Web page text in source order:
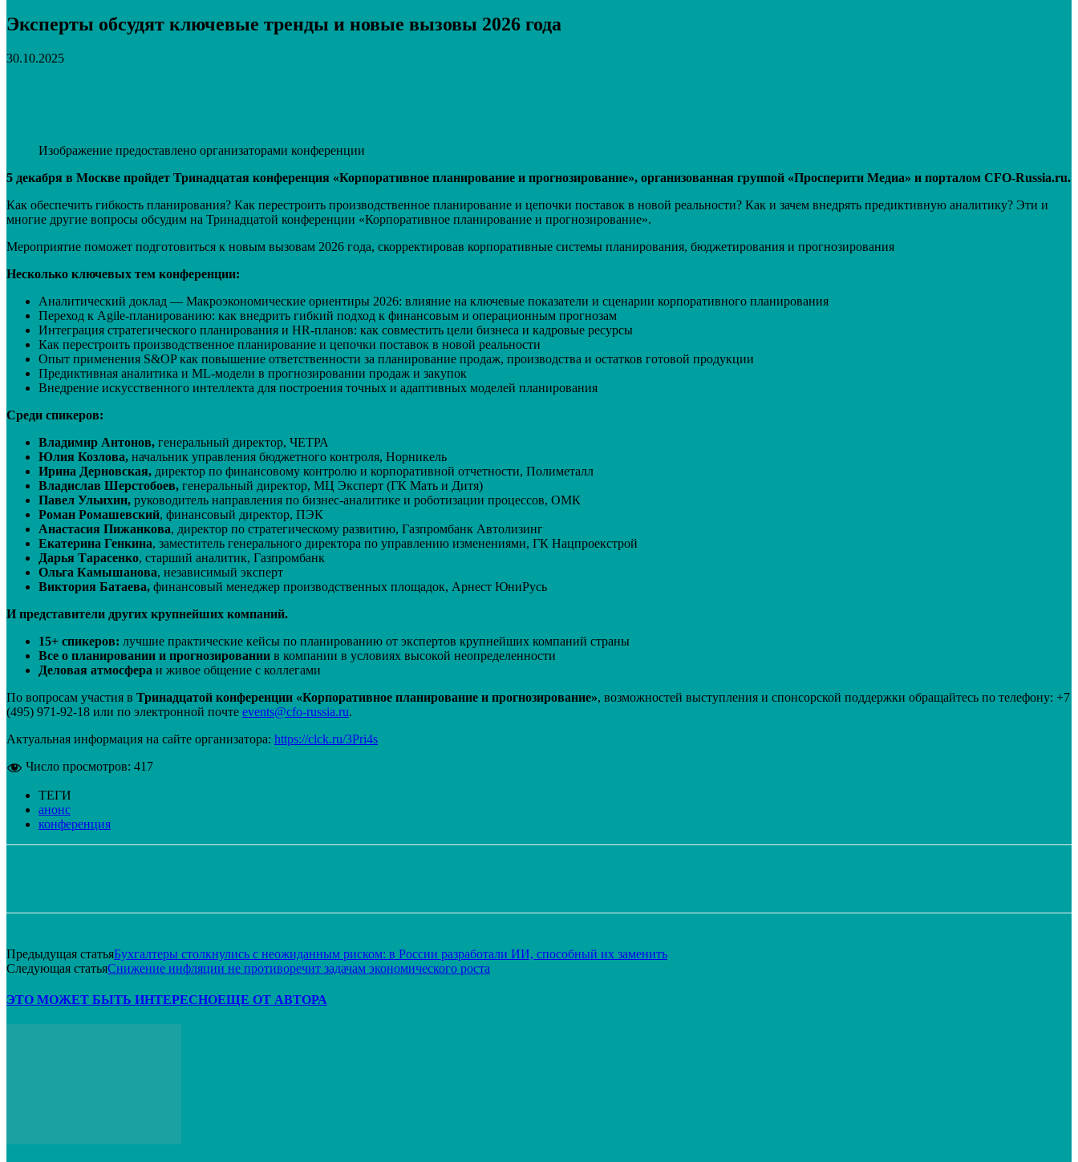
Эксперты обсудят ключевые тренды и новые вызовы 2026 года
30.10.2025
Изображение предоставлено организаторами конференции
5 декабря в Москве пройдет Тринадцатая конференция «Корпоративное планирование и прогнозирование», организованная группой «Просперити Медиа» и порталом CFO-Russia.ru.
Как обеспечить гибкость планирования? Как перестроить производственное планирование и цепочки поставок в новой реальности? Как и зачем внедрять предиктивную аналитику? Эти и
многие другие вопросы обсудим на Тринадцатой конференции «Корпоративное планирование и прогнозирование».
Мероприятие поможет подготовиться к новым вызовам 2026 года, скорректировав корпоративные системы планирования, бюджетирования и прогнозирования
Несколько ключевых тем конференции:
Аналитический доклад — Макроэкономические ориентиры 2026: влияние на ключевые показатели и сценарии корпоративного планирования
Переход к Agile-планированию: как внедрить гибкий подход к финансовым и операционным прогнозам
Интеграция стратегического планирования и HR-планов: как совместить цели бизнеса и кадровые ресурсы
Как перестроить производственное планирование и цепочки поставок в новой реальности
Опыт применения S&OP как повышение ответственности за планирование продаж, производства и остатков готовой продукции
Предиктивная аналитика и ML-модели в прогнозировании продаж и закупок
Внедрение искусственного интеллекта для построения точных и адаптивных моделей планирования
Среди спикеров:
Владимир Антонов, генеральный директор, ЧЕТРА
Юлия Козлова, начальник управления бюджетного контроля, Норникель
Ирина Дерновская, директор по финансовому контролю и корпоративной отчетности, Полиметалл
Владислав Шерстобоев, генеральный директор, МЦ Эксперт (ГК Мать и Дитя)
Павел Ульихин, руководитель направления по бизнес-аналитике и роботизации процессов, ОМК
Роман Ромашевский, финансовый директор, ПЭК
Анастасия Пижанкова, директор по стратегическому развитию, Газпромбанк Автолизинг
Екатерина Генкина, заместитель генерального директора по управлению изменениями, ГК Нацпроекстрой
Дарья Тарасенко, старший аналитик, Газпромбанк
Ольга Камышанова, независимый эксперт
Виктория Батаева, финансовый менеджер производственных площадок, Арнест ЮниРусь
И представители других крупнейших компаний.
15+ спикеров: лучшие практические кейсы по планированию от экспертов крупнейших компаний страны
Все о планировании и прогнозировании в компании в условиях высокой неопределенности
Деловая атмосфера и живое общение с коллегами
По вопросам участия в Тринадцатой конференции «Корпоративное планирование и прогнозирование», возможностей выступления и спонсорской поддержки обращайтесь по телефону: +7
(495) 971-92-18 или по электронной почте events@cfo-russia.ru.
Актуальная информация на сайте организатора: https://clck.ru/3Pri4s
Число просмотров: 417
ТЕГИ
анонс
конференция
Предыдущая статьяБухгалтеры столкнулись с неожиданным риском: в России разработали ИИ, способный их заменить
Следующая статьяСнижение инфляции не противоречит задачам экономического роста
ЭТО МОЖЕТ БЫТЬ ИНТЕРЕСНОЕЩЕ ОТ АВТОРА